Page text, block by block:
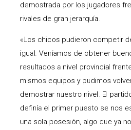
demostrada por los jugadores
rivales de gran jerarquía.
«Los chicos pudieron competir
igual. Veníamos de obtener
resultados a nivel provincial
mismos equipos y pudimos
demostrar nuestro nivel. El
definía el primer puesto se nos
una sola posesión, algo que ya